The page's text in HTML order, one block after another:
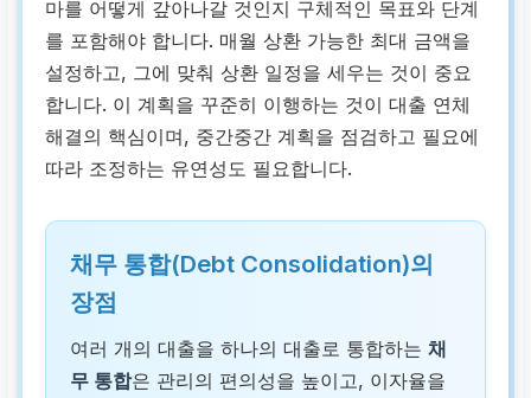
마를 어떻게 갚아나갈 것인지 구체적인 목표와 단계
를 포함해야 합니다. 매월 상환 가능한 최대 금액을
설정하고, 그에 맞춰 상환 일정을 세우는 것이 중요
합니다. 이 계획을 꾸준히 이행하는 것이 대출 연체
해결의 핵심이며, 중간중간 계획을 점검하고 필요에
따라 조정하는 유연성도 필요합니다.
채무 통합(Debt Consolidation)의
장점
여러 개의 대출을 하나의 대출로 통합하는채
무 통합은 관리의 편의성을 높이고, 이자율을